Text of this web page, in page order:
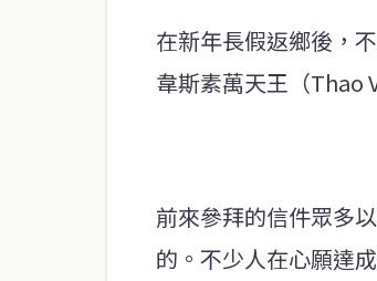
在新年長假返鄉後，
韋斯素萬天王（Thao
前來參拜的信件眾多
的。不少人在心願達